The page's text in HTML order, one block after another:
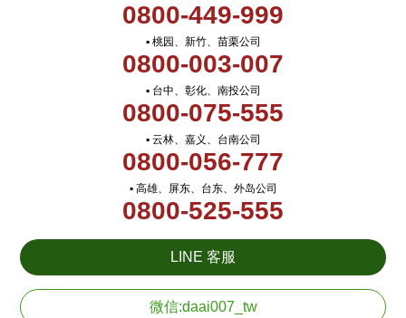
0800-449-999
▪ 桃园、新竹、苗栗公司
0800-003-007
▪ 台中、彰化、南投公司
0800-075-555
▪ 云林、嘉义、台南公司
0800-056-777
▪ 高雄、屏东、台东、外岛公司
0800-525-555
LINE 客服
微信:daai007_tw